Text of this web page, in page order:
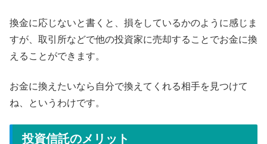
換金に応じないと書くと、損をしているかのように感じま
すが、取引所などで他の投資家に売却することでお金に換
えることができます。
お金に換えたいなら自分で換えてくれる相手を見つけて
ね、というわけです。
投資信託のメリット